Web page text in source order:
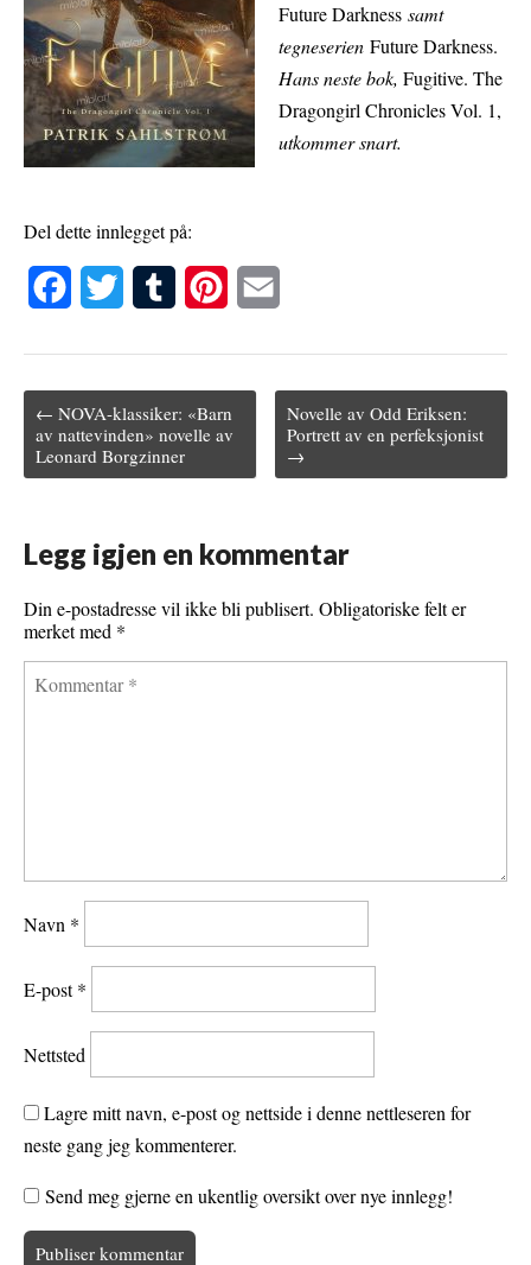
Future Darkness samt
tegneserien Future Darkness.
Hans neste bok, Fugitive. The
Dragongirl Chronicles Vol. 1,
utkommer snart.
Del dette innlegget på:
e
b
o
t
t
r
b
l
t
e
Post navigation
← NOVA-klassiker: «Barn
av nattevinden» novelle av
Leonard Borgzinner
Novelle av Odd Eriksen:
Portrett av en perfeksjonist
→
Legg igjen en kommentar
Din e-postadresse vil ikke bli publisert. Obligatoriske felt er
merket med *
Navn *
E-post*
Nettsted
Lagre mitt navn, e-post og nettside i denne nettleseren for
neste gang jeg kommenterer.
Send meg gjerne en ukentlig oversikt over nye innlegg!